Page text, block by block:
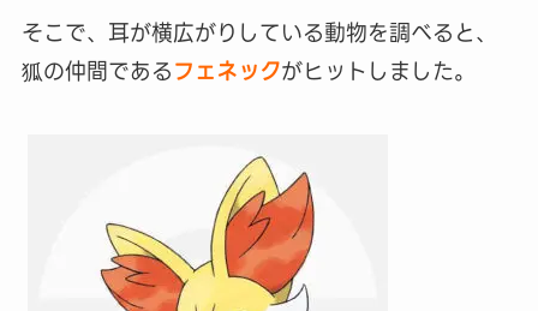
そこで、耳が横広がりしている動物を調べると、
狐の仲間であるフェネックがヒットしました。